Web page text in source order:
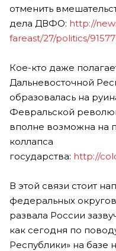
отменить
дела ДВФО: http://
fareast/27/politics/
Кое-кто даже
Дальневосточной
образовалась на
Февральской
вполне возможна на
коллапса
государства: http://
В этой связи стоит
федеральных
развала России
как сегодня по
Республики» на базе